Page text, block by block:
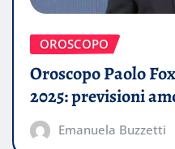
OROSCOPO
Oroscopo Paolo
2025: previsioni
Emanuela Buzzetti